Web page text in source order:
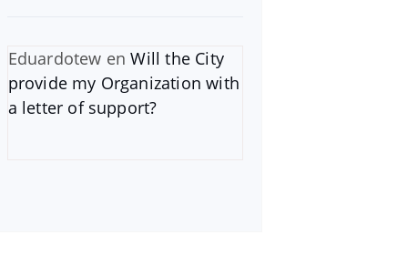
Eduardotew enWill the City
provide my Organization with
a letter of support?